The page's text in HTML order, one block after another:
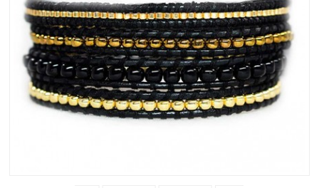
NOUTATI 2024 Hot!
SETURI BRATARI New
COLECTII BRATARI